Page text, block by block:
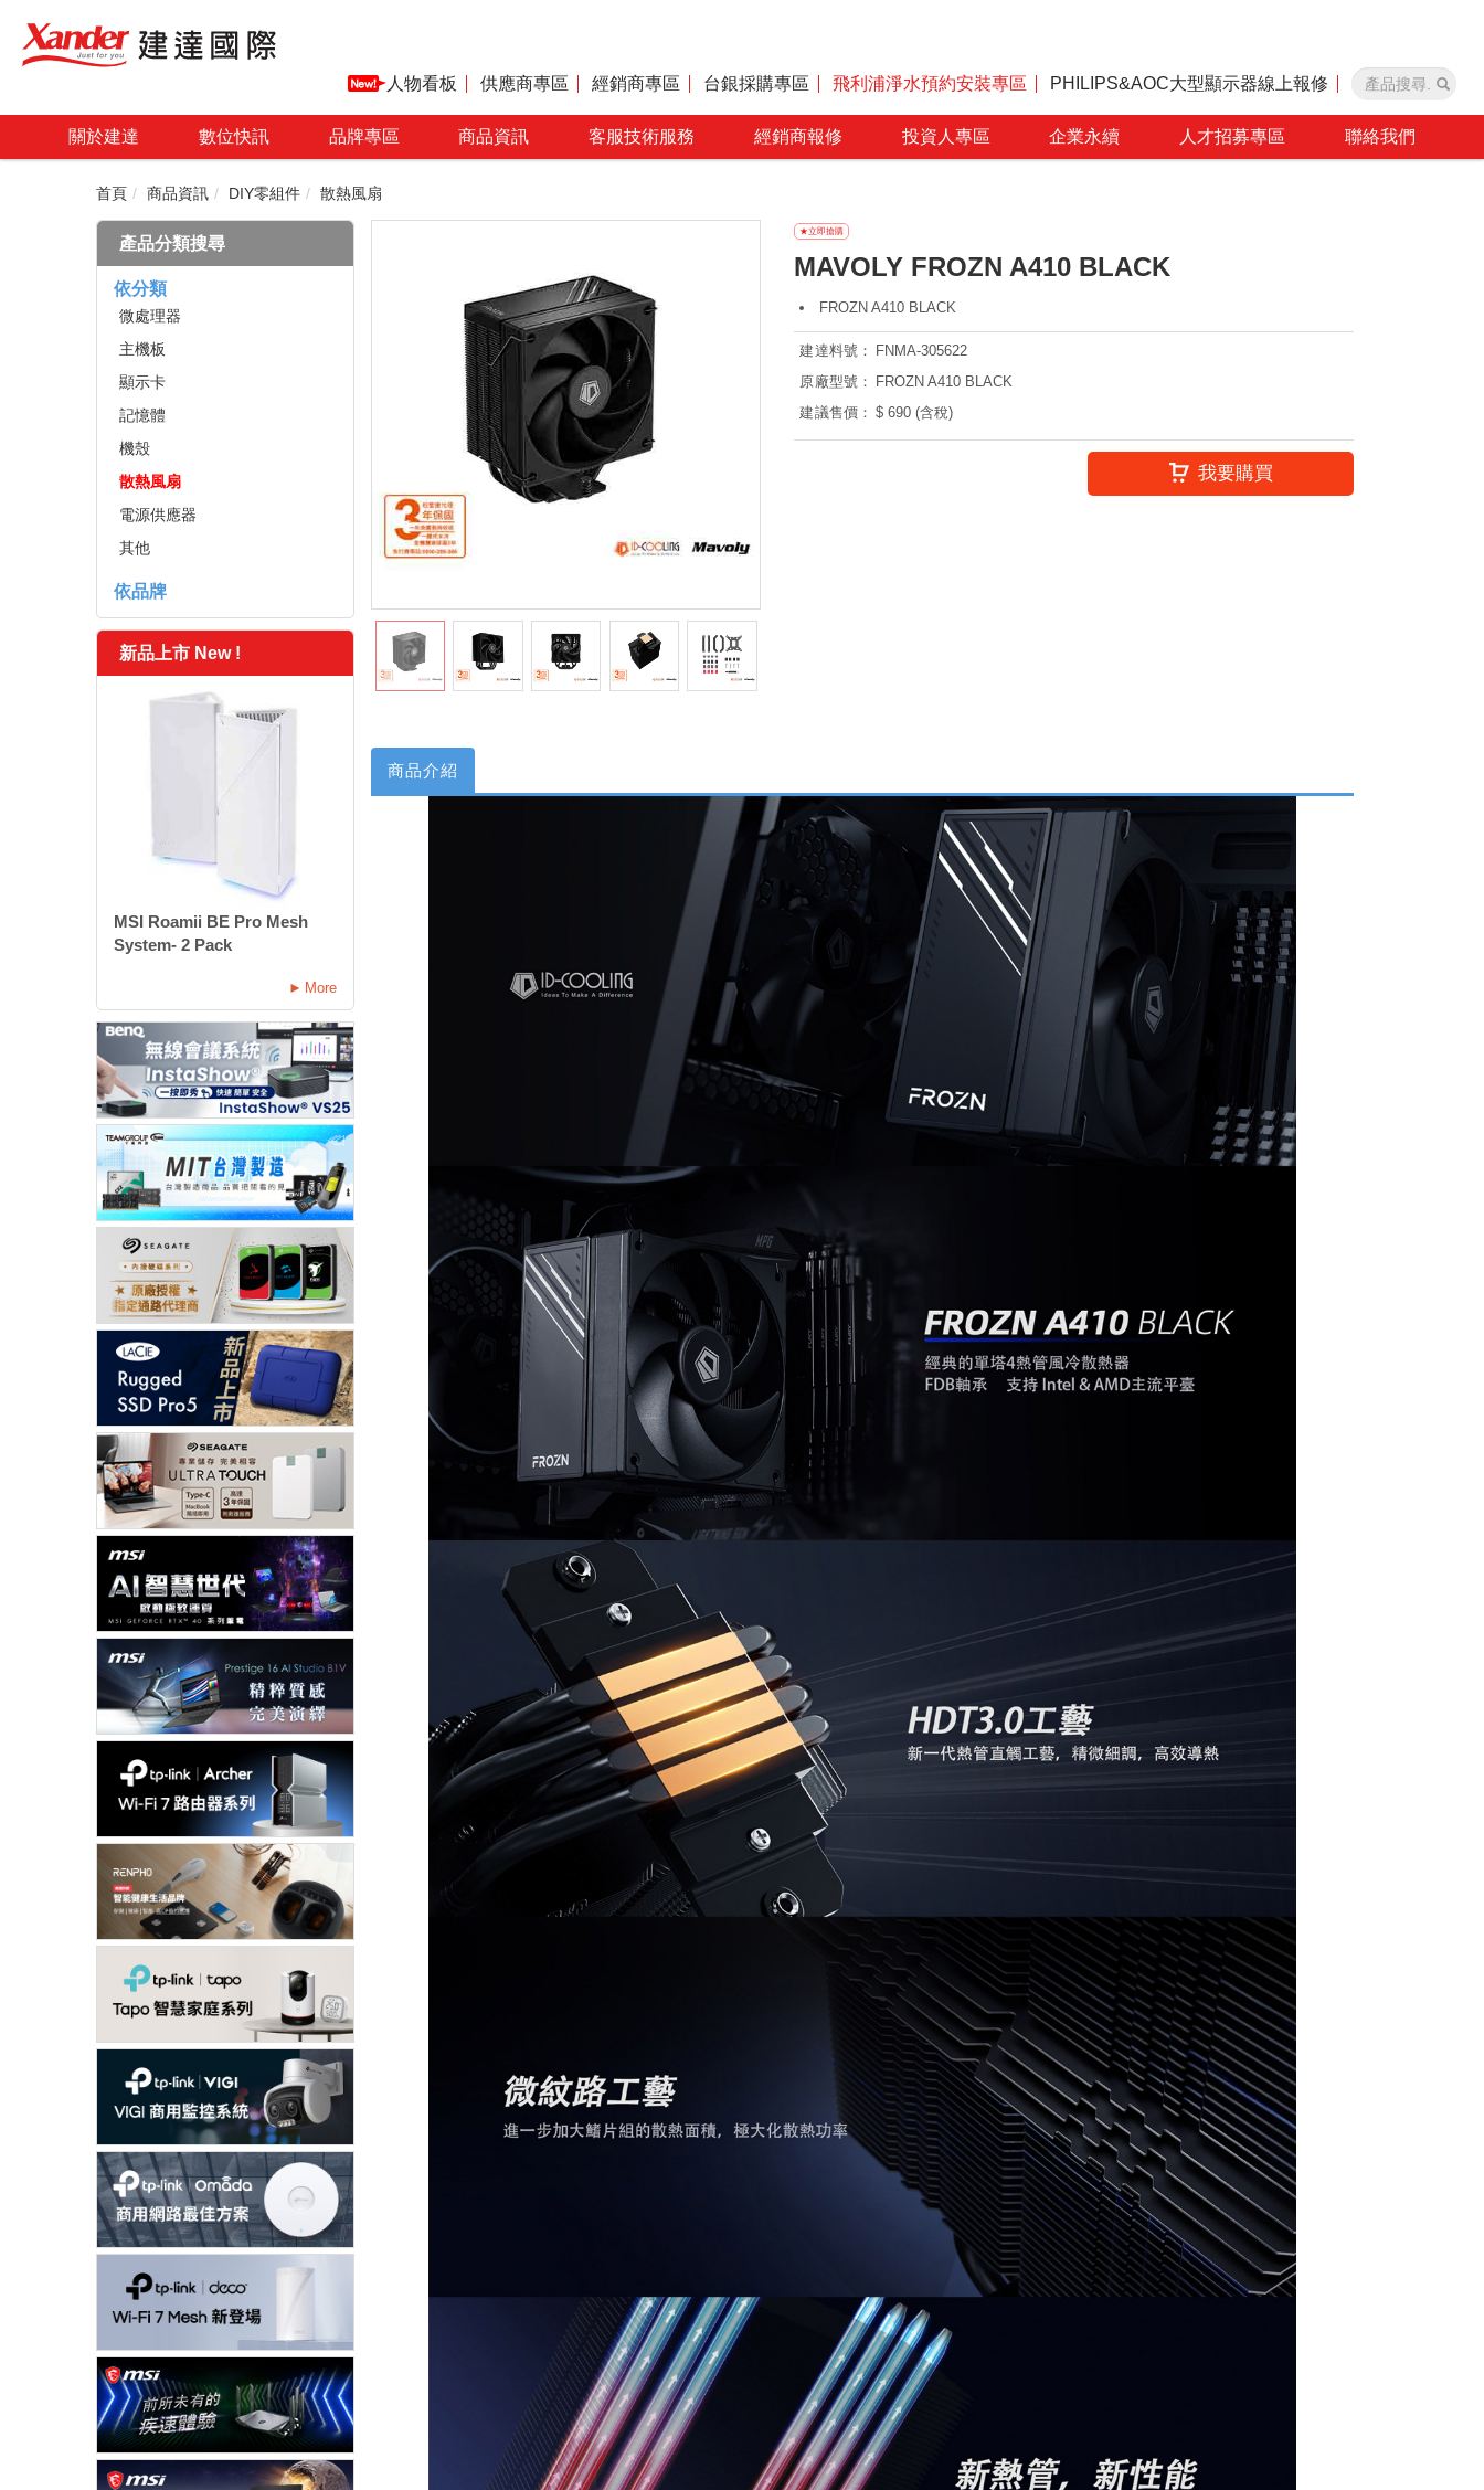
人物看板 供應商專區 經銷商專區 台銀採購專區 飛利浦淨水預約安裝專區 PHILIPS&AOC大型顯示器線上報修
關於建達 數位快訊 品牌專區 商品資訊 客服技術服務 經銷商報修 投資人專區 企業永續 人才招募專區 聯絡我們
首頁 商品資訊 DIY零組件 散熱風扇
產品分類搜尋
依分類
微處理器
主機板
顯示卡
記憶體
機殼
散熱風扇
電源供應器
其他
依品牌
新品上市 New !
MSI Roamii BE Pro Mesh
System- 2 Pack
More
MAVOLY FROZN A410 BLACK
FROZN A410 BLACK
建達料號：
FNMA-305622
原廠型號：
FROZN A410 BLACK
建議售價： $ 690 (含稅)
我要購買
商品介紹